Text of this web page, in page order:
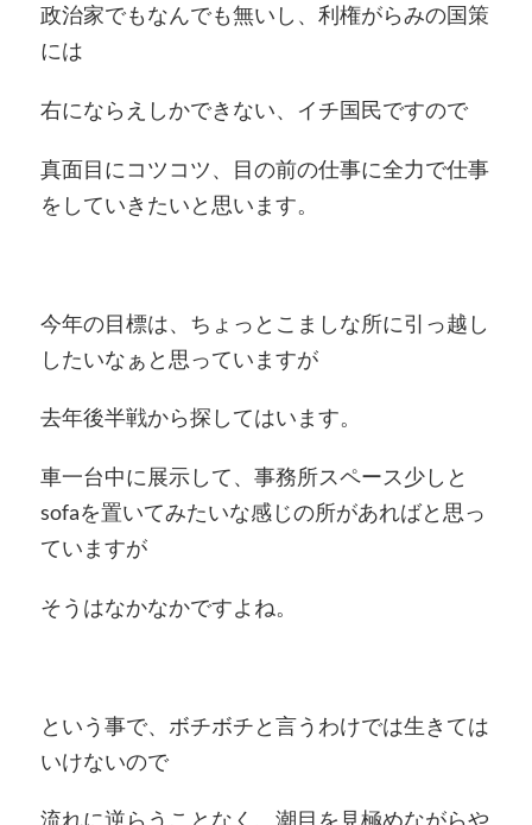
政治家でもなんでも無いし、利権がらみの国策
には
右にならえしかできない、イチ国民ですので
真面目にコツコツ、目の前の仕事に全力で仕事
をしていきたいと思います。
今年の目標は、ちょっとこましな所に引っ越し
したいなぁと思っていますが
去年後半戦から探してはいます。
車一台中に展示して、事務所スペース少しと
sofaを置いてみたいな感じの所があればと思っ
ていますが
そうはなかなかですよね。
という事で、ボチボチと言うわけでは生きては
いけないので
流れに逆らうことなく、潮目を見極めながらや